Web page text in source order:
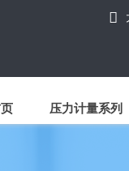

压力计量系列